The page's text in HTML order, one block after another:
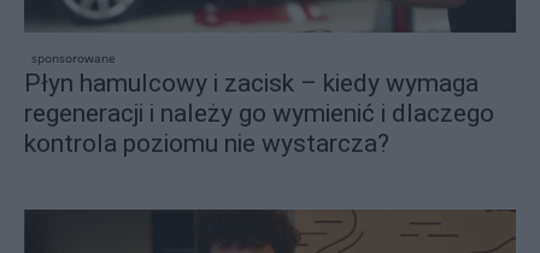
sponsorowane
Płyn hamulcowy i zacisk – kiedy wymaga
regeneracji i należy go wymienić i dlaczego
kontrola poziomu nie wystarcza?